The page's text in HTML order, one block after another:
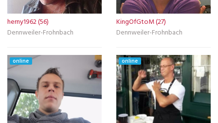
herny1962 (56)
Dennweiler-Frohnbach
KingOfGtoM (27)
Dennweiler-Frohnbach
online online